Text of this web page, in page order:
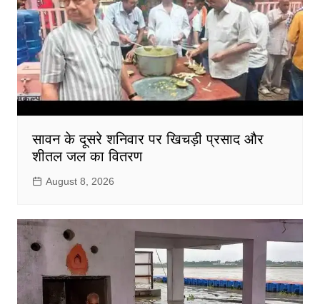
सावन के दूसरे शनिवार पर खिचड़ी प्रसाद और
शीतल जल का वितरण
August 8, 2026